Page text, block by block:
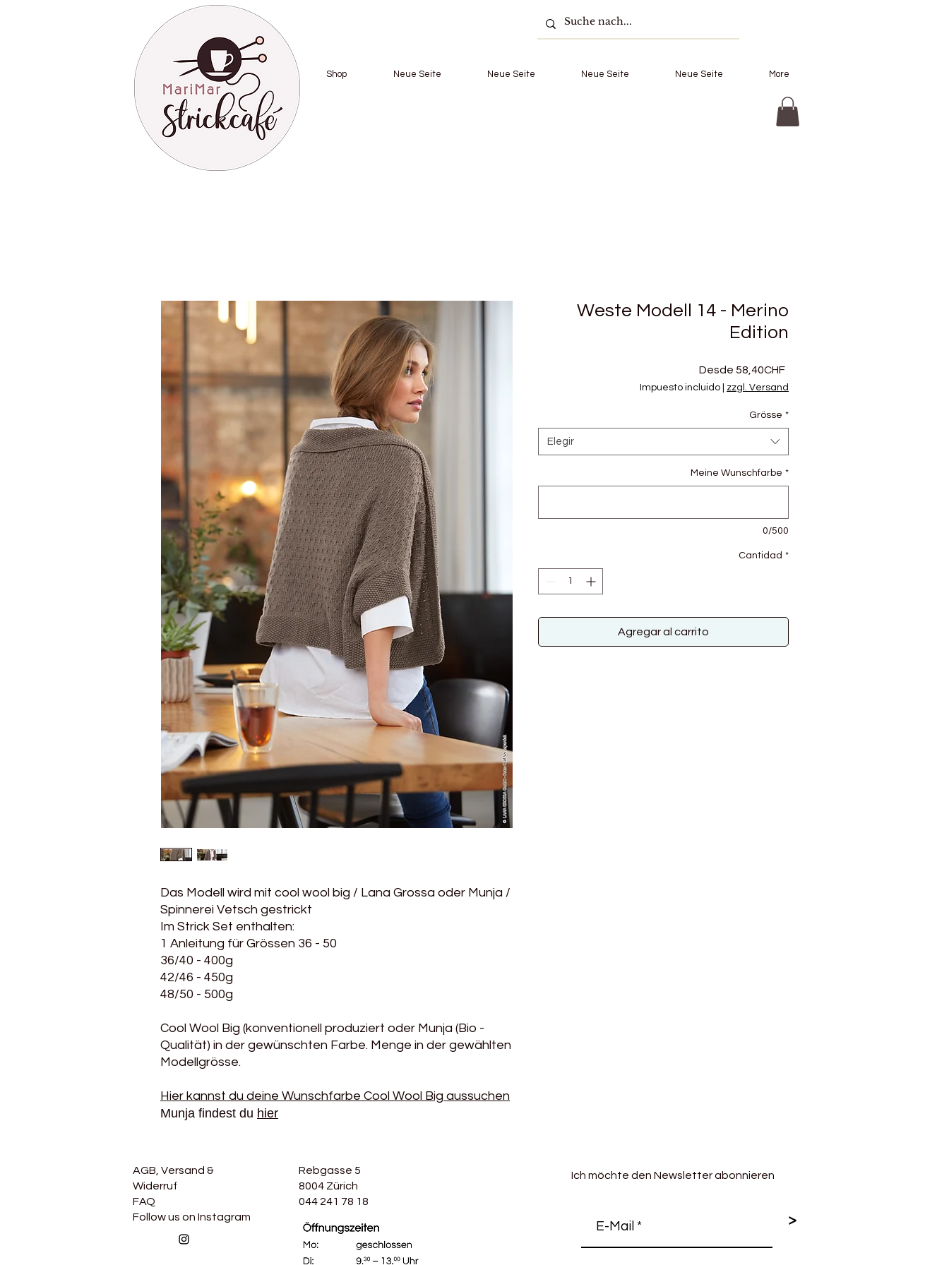
Shop Neue Seite Neue Seite Neue Seite Neue Seite More
Das Modell wird mit cool wool big / Lana Grossa oder Munja /
Spinnerei Vetsch gestrickt
Im Strick Set enthalten:
1 Anleitung für Grössen 36 - 50
36/40 - 400g
42/46 - 450g
48/50 - 500g
Cool Wool Big (konventionell produziert oder Munja (Bio -
Qualität) in der gewünschten Farbe. Menge in der gewählten
Modellgrösse.
Hier kannst du deine Wunschfarbe Cool Wool Big aussuchen
Munja findest du hier
Weste Modell 14 - Merino
Edition
Desde 58,40CHFPrecio
oferta
Impuesto incluido zzgl. Versand
Grösse *
Elegir
Meine Wunschfarbe *
0/500
Cantidad *
Agregar al carrito
AGB, Versand &
Widerruf
FAQ
Follow us on Instagram
Rebgasse 5
8004 Zürich
044 241 78 18
Ich möchte den Newsletter abonnieren
>